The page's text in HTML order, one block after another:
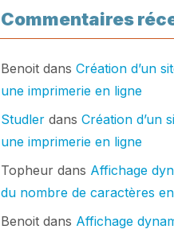
Commentaires
Benoit dans Création d’un
une imprimerie en ligne
Studler dans Création d’un
une imprimerie en ligne
Topheur dans Affichage
du nombre de caractères
Benoit dans Affichage